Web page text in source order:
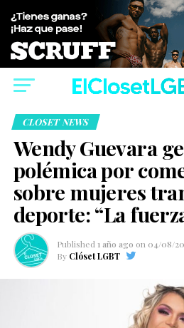
CLOSET NEWS
Wendy Guevara
polémica por
sobre mujeres
deporte: “La
Published 1 año ago on 04/08/
By Clóset LGBT